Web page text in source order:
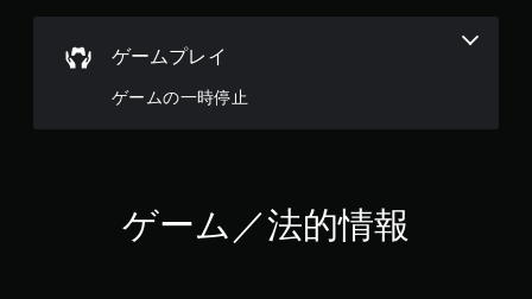
ゲームプレイ
ゲームの一時停止
ゲーム／法的情報